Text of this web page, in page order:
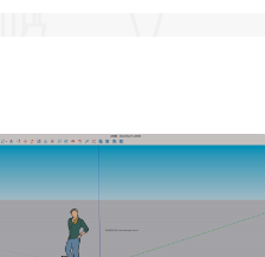
模、可视化和协作功